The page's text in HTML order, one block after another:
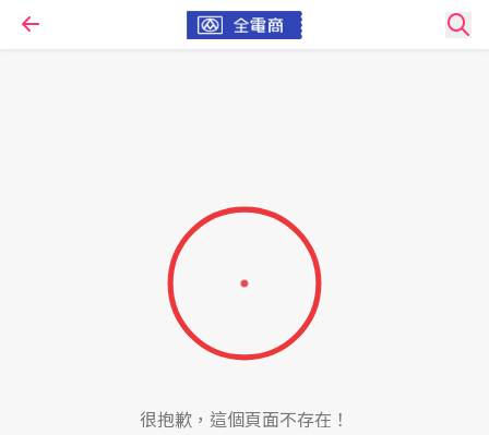
很抱歉，這個頁面不存在！